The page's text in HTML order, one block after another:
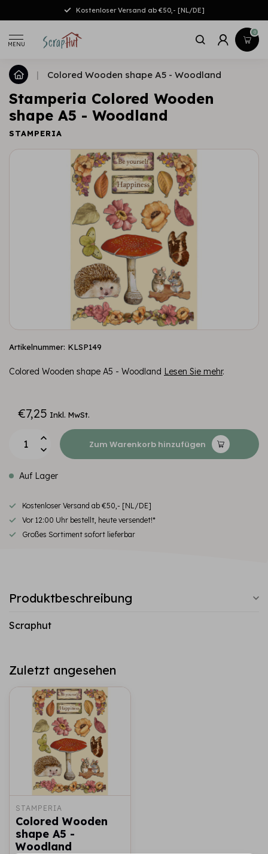
Kostenloser Versand ab €50,- [NL/DE]
MENU
0
| Colored Wooden shape A5 - Woodland
Stamperia Colored Wooden
shape A5 - Woodland
STAMPERIA
Artikelnummer: KLSP149
Colored Wooden shape A5 - Woodland Lesen Sie mehr.
€7,25 Inkl. MwSt.
Zum Warenkorb hinzufügen
Auf Lager
Kostenloser Versand ab €50,- [NL/DE]
Vor 12:00 Uhr bestellt, heute versendet!*
Großes Sortiment sofort lieferbar
Produktbeschreibung
Scraphut
Zuletzt angesehen
STAMPERIA
Colored Wooden
shape A5 -
Woodland